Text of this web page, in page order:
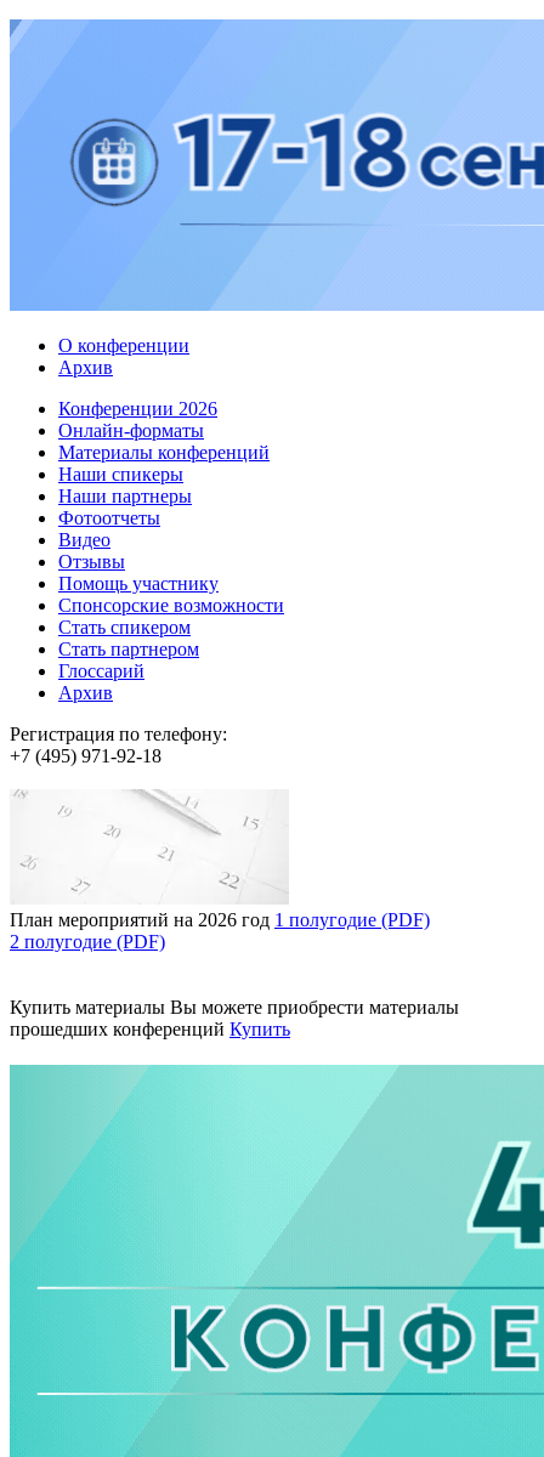
О конференции
Архив
Конференции 2026
Онлайн-форматы
Материалы конференций
Наши спикеры
Наши партнеры
Фотоотчеты
Видео
Отзывы
Помощь участнику
Спонсорские возможности
Стать спикером
Стать партнером
Глоссарий
Архив
Регистрация по телефону:
+7 (495) 971-92-18
План мероприятий на 2026 год 1 полугодие (PDF)
2 полугодие (PDF)
Купить материалы Вы можете приобрести материалы
прошедших конференций Купить